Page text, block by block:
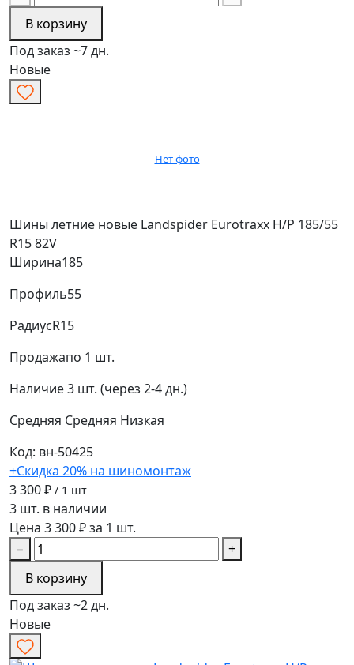
В корзину
Под заказ ~7 дн.
Новые
Нет фото
Шины летние новые Landspider Eurotraxx H/P 185/55
R15 82V
Ширина185
Профиль55
РадиусR15
Продажапо 1 шт.
Наличие3 шт. (через 2-4 дн.)
Средняя Средняя Низкая
Код: вн-50425
+Скидка 20% на шиномонтаж
3 300 ₽ / 1 шт
3 шт. в наличии
Цена 3 300 ₽ за 1 шт.
−
+
В корзину
Под заказ ~2 дн.
Новые